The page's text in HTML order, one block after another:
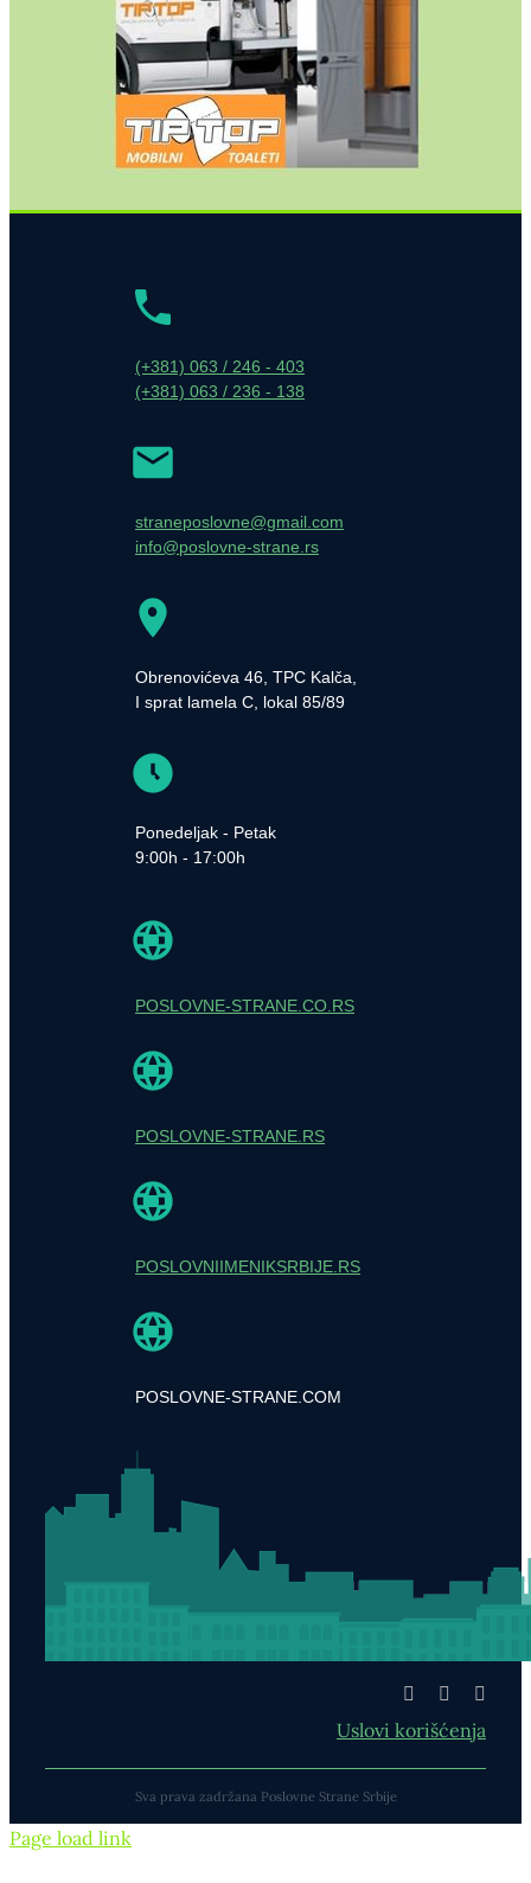
(+381) 063 / 246 - 403
(+381) 063 / 236 - 138
straneposlovne@gmail.com
info@poslovne-strane.rs
Obrenovićeva 46, TPC Kalča,
I sprat lamela C, lokal 85/89
Ponedeljak - Petak
9:00h - 17:00h
POSLOVNE-STRANE.CO.RS
POSLOVNE-STRANE.RS
POSLOVNIIMENIKSRBIJE.RS
POSLOVNE-STRANE.COM
Uslovi korišćenja
Sva prava zadržana Poslovne Strane Srbije
Page load link